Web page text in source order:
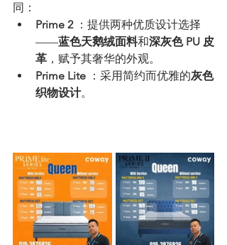
同：
Prime 2 ：提供两种优质设计选择
——蓝色天鹅绒面料和深灰色 PU 皮
革 ，赋予其奢华的外观。
Prime Lite ：采用简约而优雅的灰色
织物设计。